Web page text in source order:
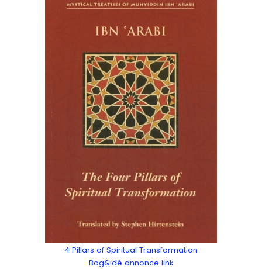
4 Pillars of Spiritual Transformation
Bog&idé annonce link